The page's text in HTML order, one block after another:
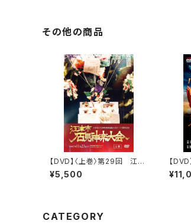
その他の商品
【DVD】〈上巻〉第29回 江津
市石見神楽大会（江津市石見
神楽連絡協議会三十周年記
¥5,500
【
演（
2巻セ
CATEGORY